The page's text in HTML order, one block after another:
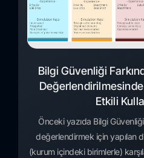
Bilgi Güvenliği
Değerlendirilmesinde
Etkili
Önceki yazıda Bilgi Güvenliği
değerlendirmek için yapılan
(kurum içindeki birimlerle)